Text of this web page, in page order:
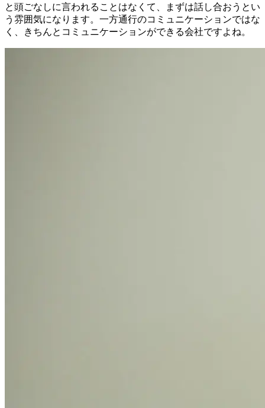
と頭ごなしに言われることはなくて、まずは話し合おうとい
う雰囲気になります。一方通行のコミュニケーションではな
く、きちんとコミュニケーションができる会社ですよね。